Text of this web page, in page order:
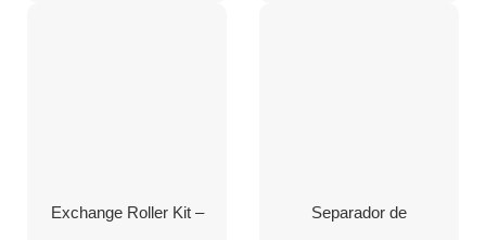
Exchange Roller Kit –
Separador de